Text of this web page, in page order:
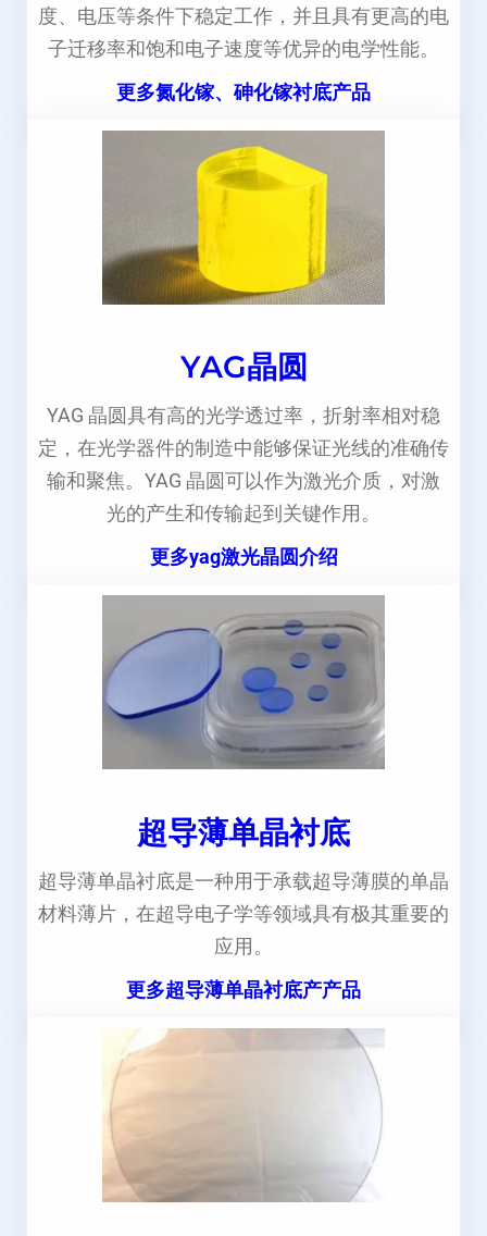
度、电压等条件下稳定工作，并且具有更高的电
子迁移率和饱和电子速度等优异的电学性能。
更多氮化镓、砷化镓衬底产品
YAG晶圆
YAG 晶圆具有高的光学透过率，折射率相对稳
定，在光学器件的制造中能够保证光线的准确传
输和聚焦。YAG 晶圆可以作为激光介质，对激
光的产生和传输起到关键作用。
更多yag激光晶圆介绍
超导薄单晶衬底
超导薄单晶衬底是一种用于承载超导薄膜的单晶
材料薄片，在超导电子学等领域具有极其重要的
应用。
更多超导薄单晶衬底产产品